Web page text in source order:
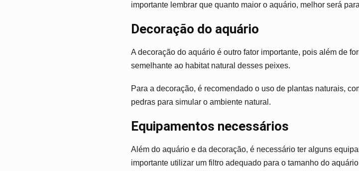
importante lembrar que quanto maior o aquário, melhor será
Decoração do aquário
A decoração do aquário é outro fator importante, pois além de
semelhante ao habitat natural desses peixes.
Para a decoração, é recomendado o uso de plantas naturais,
pedras para simular o ambiente natural.
Equipamentos necessários
Além do aquário e da decoração, é necessário ter alguns
importante utilizar um filtro adequado para o tamanho do